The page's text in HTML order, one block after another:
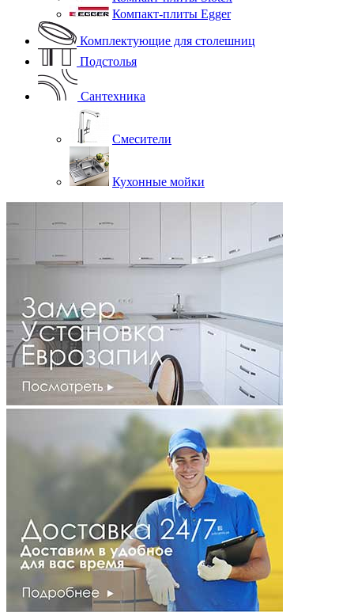
Компакт-плиты Egger
Комплектующие для столешниц
Подстолья
Сантехника
Смесители
Кухонные мойки